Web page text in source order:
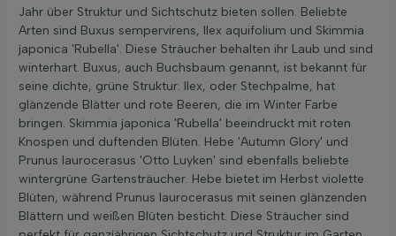
Jahr über Struktur und Sichtschutz bieten sollen. Beliebte
Arten sind Buxus sempervirens, Ilex aquifolium und Skimmia
japonica 'Rubella'. Diese Sträucher behalten ihr Laub und sind
winterhart. Buxus, auch Buchsbaum genannt, ist bekannt für
seine dichte, grüne Struktur. Ilex, oder Stechpalme, hat
glänzende Blätter und rote Beeren, die im Winter Farbe
bringen. Skimmia japonica 'Rubella' beeindruckt mit roten
Knospen und duftenden Blüten. Hebe 'Autumn Glory' und
Prunus laurocerasus 'Otto Luyken' sind ebenfalls beliebte
wintergrüne Gartensträucher. Hebe bietet im Herbst violette
Blüten, während Prunus laurocerasus mit seinen glänzenden
Blättern und weißen Blüten besticht. Diese Sträucher sind